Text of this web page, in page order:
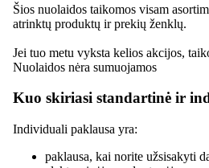
Šios nuolaidos taikomos visam
atrinktų produktų ir prekių ženklų.
Jei tuo metu vyksta kelios akcijos,
Nuolaidos nėra sumuojamos
Kuo skiriasi standartinė ir
Individuali paklausa yra:
paklausa, kai norite užsisakyti